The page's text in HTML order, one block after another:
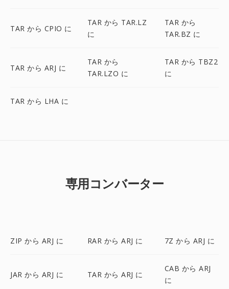
TAR から CPIO に
TAR から TAR.LZ
に
TAR から
TAR.BZ に
TAR から ARJ に
TAR から
TAR.LZO に
TAR から TBZ2
に
TAR から LHA に
専用コンバーター
ZIP から ARJ に RAR から ARJ に 7Z から ARJ に
JAR から ARJ に TAR から ARJ に
CAB から ARJ
に